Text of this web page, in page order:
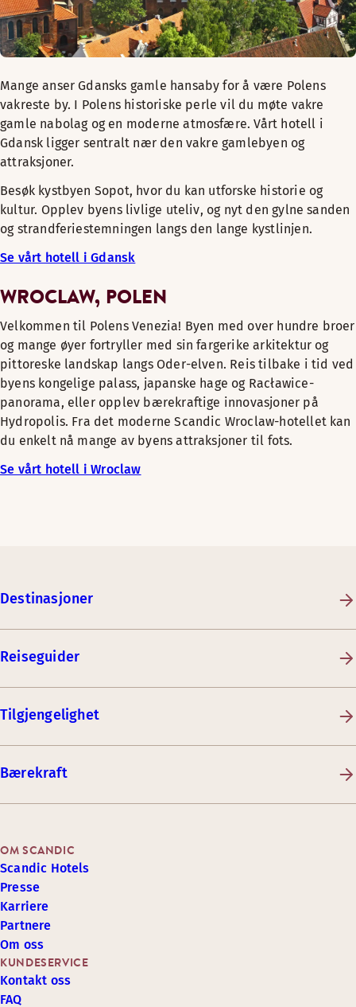
Mange anser Gdansks gamle hansaby for å være Polens
vakreste by. I Polens historiske perle vil du møte vakre
gamle nabolag og en moderne atmosfære. Vårt hotell i
Gdansk ligger sentralt nær den vakre gamlebyen og
attraksjoner.
Besøk kystbyen Sopot, hvor du kan utforske historie og
kultur. Opplev byens livlige uteliv, og nyt den gylne sanden
og strandferiestemningen langs den lange kystlinjen.
Se vårt hotell i Gdansk
WROCLAW, POLEN
Velkommen til Polens Venezia! Byen med over hundre broer
og mange øyer fortryller med sin fargerike arkitektur og
pittoreske landskap langs Oder-elven. Reis tilbake i tid ved
byens kongelige palass, japanske hage og Racławice-
panorama, eller opplev bærekraftige innovasjoner på
Hydropolis. Fra det moderne Scandic Wroclaw-hotellet kan
du enkelt nå mange av byens attraksjoner til fots.
Se vårt hotell i Wroclaw
Destinasjoner
Reiseguider
Tilgjengelighet
Bærekraft
KUNDESERVICE
Kontakt oss
FAQ
OM SCANDIC
Scandic Hotels
Presse
Karriere
Partnere
Om oss